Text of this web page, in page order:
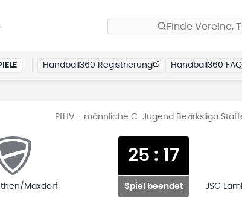
Finde Vereine,
Handball360 Registrierung Handball360 FAQ
PfHV - männliche C-Jugend Bezirksliga Staffel
Maxdorf
25 : 17
Spiel beendet
JSG